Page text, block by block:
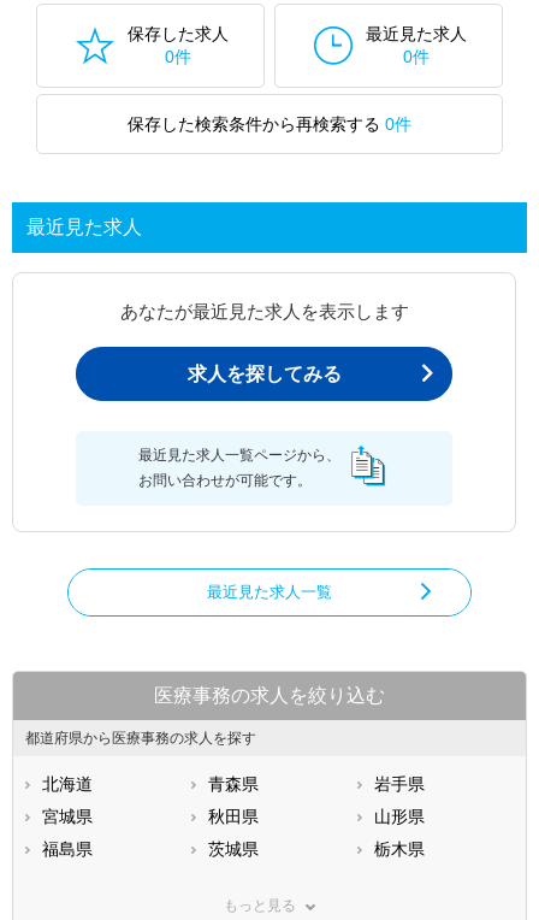
保存した求人
0件
最近見た求人
0件
保存した検索条件から再検索する 0件
最近見た求人
あなたが最近見た求人を表示します
求人を探してみる
最近見た求人一覧ページから、
お問い合わせが可能です。
最近見た求人一覧
医療事務の求人を絞り込む
都道府県から医療事務の求人を探す
北海道 青森県
岩手県
宮城県
秋田県
山形県
福島県
茨城県
栃木県
神奈川県
もっと見る